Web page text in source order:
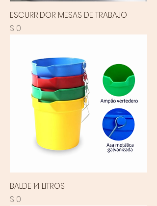
ESCURRIDOR MESAS DE TRABAJO
Precio
$ 0
BALDE 14 LITROS
Precio
$ 0